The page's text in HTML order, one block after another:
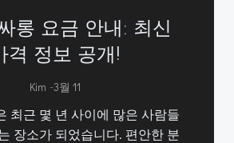
롱 요금 안내: 최신
격 정보 공개!
Kim -3월 11
최근 몇 년 사이에 많은 사람들
장소가 되었습니다. 편안한 분